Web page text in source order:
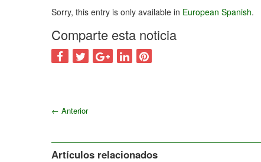
Sorry, this entry is only available in European Spanish.
Comparte esta noticia
← Anterior
Artículos relacionados